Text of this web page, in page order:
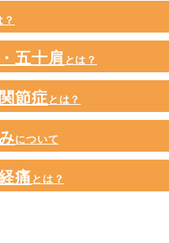
？
五十肩 とは？
関節症 とは？
について
痛 とは？